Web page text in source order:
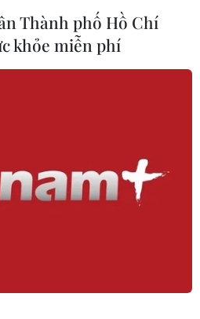
Thành phố Hồ Chí
khỏe miễn phí